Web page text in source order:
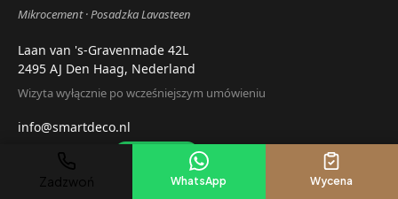
Mikrocement Posadzka Lavasteen
Laan van 's-Gravenmade 42L
2495 AJ Den Haag, Nederland
Wizyta wyłącznie po wcześniejszym umówieniu
info@smartdeco.nl
085 - 027 00 90
KVK: 83646248 · NIP: NL862945811 B01
Zadzwoń WhatsApp Wycena